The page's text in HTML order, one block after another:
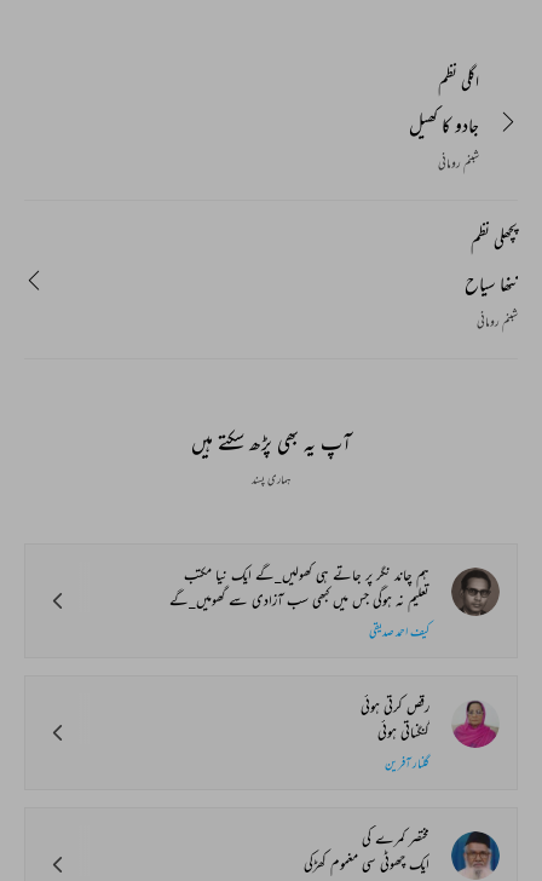
اگلی نظم
جادو کا کھیل
شبنم رومانی
پچھلی نظم
ننھا سیاح
شبنم رومانی
آپ یہ بھی پڑھ سکتے ہیں
ہماری پسند
ہم چاند نگر پر جاتے ہی کھولیں_گے ایک نیا مکتب
تعلیم نہ ہوگی جس میں کبھی سب آزادی سے گھومیں_گے
کیف احمد صدیقی
رقص کرتی ہوئی
گنگناتی ہوئی
گلنار آفرین
مختصر کمرے کی
ایک چھوٹی سی مغموم کھڑکی